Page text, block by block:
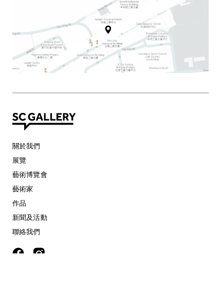
關於我們
展覽
藝術博覽會
藝術家
作品
新聞及活動
聯絡我們